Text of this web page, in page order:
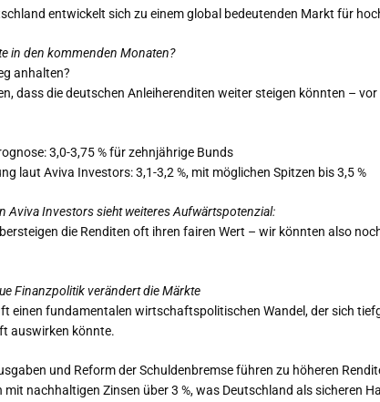
entwickelt sich zu einem global bedeutenden Markt für
in den kommenden Monaten?
anhalten?
dass die deutschen Anleiherenditen weiter steigen könnten –
3,0-3,75 % für zehnjährige Bunds
laut Aviva Investors: 3,1-3,2 %, mit möglichen Spitzen bis 3,5 %
Aviva Investors sieht weiteres Aufwärtspotenzial:
die Renditen oft ihren fairen Wert – wir könnten also
Finanzpolitik verändert die Märkte
einen fundamentalen wirtschaftspolitischen Wandel, der sich
auswirken könnte.
und Reform der Schuldenbremse führen zu höheren
mit nachhaltigen Zinsen über 3 %, was Deutschland als sicheren